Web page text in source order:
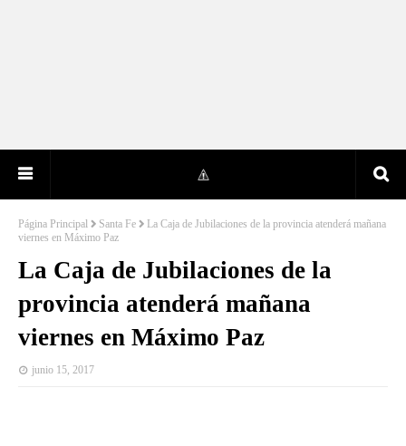
Página Principal Santa Fe
La Caja de Jubilaciones de la provincia atenderá mañana
viernes en Máximo Paz
La Caja de Jubilaciones de la
provincia atenderá mañana
viernes en Máximo Paz
junio 15, 2017